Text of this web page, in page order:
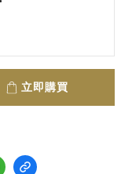
立即購買